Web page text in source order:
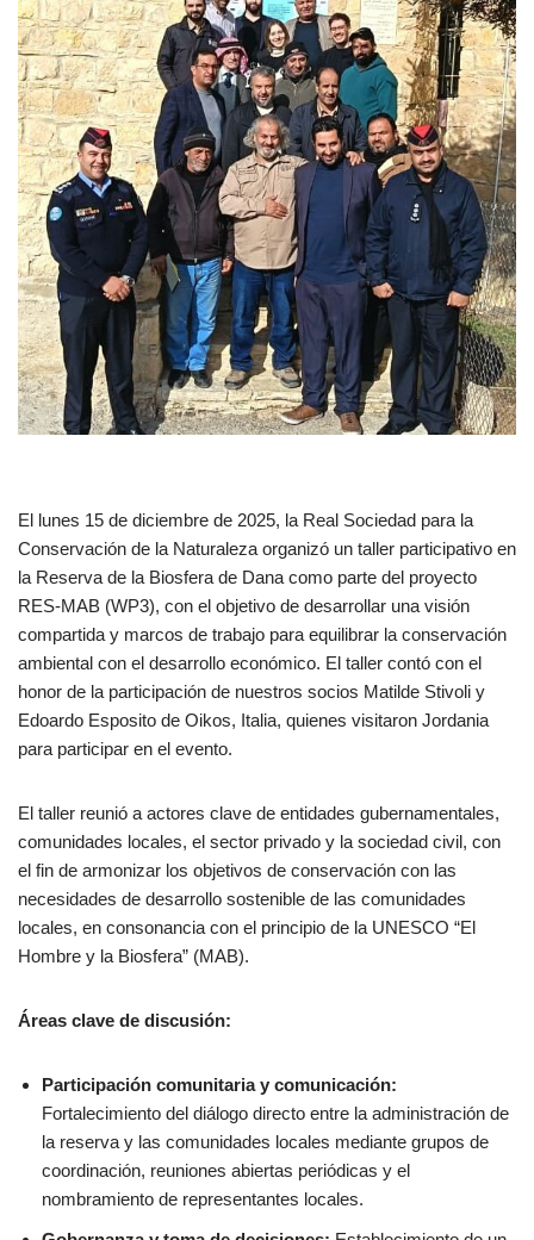
El lunes 15 de diciembre de 2025, la Real Sociedad para la
Conservación de la Naturaleza organizó un taller participativo en
la Reserva de la Biosfera de Dana como parte del proyecto
RES-MAB (WP3), con el objetivo de desarrollar una visión
compartida y marcos de trabajo para equilibrar la conservación
ambiental con el desarrollo económico. El taller contó con el
honor de la participación de nuestros socios Matilde Stivoli y
Edoardo Esposito de Oikos, Italia, quienes visitaron Jordania
para participar en el evento.
El taller reunió a actores clave de entidades gubernamentales,
comunidades locales, el sector privado y la sociedad civil, con
el fin de armonizar los objetivos de conservación con las
necesidades de desarrollo sostenible de las comunidades
locales, en consonancia con el principio de la UNESCO “El
Hombre y la Biosfera” (MAB).
Áreas clave de discusión:
Participación comunitaria y comunicación:
Fortalecimiento del diálogo directo entre la administración de
la reserva y las comunidades locales mediante grupos de
coordinación, reuniones abiertas periódicas y el
nombramiento de representantes locales.